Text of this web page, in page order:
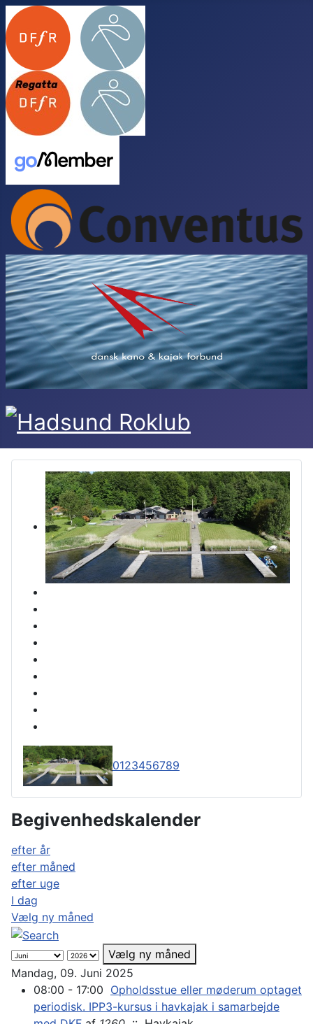
0123456789
Begivenhedskalender
efter år
efter måned
efter uge
I dag
Vælg ny måned
Vælg ny måned
Mandag, 09. Juni 2025
08:00 - 17:00 Opholdsstue eller møderum optaget
periodisk. IPP3-kursus i havkajak i samarbejde